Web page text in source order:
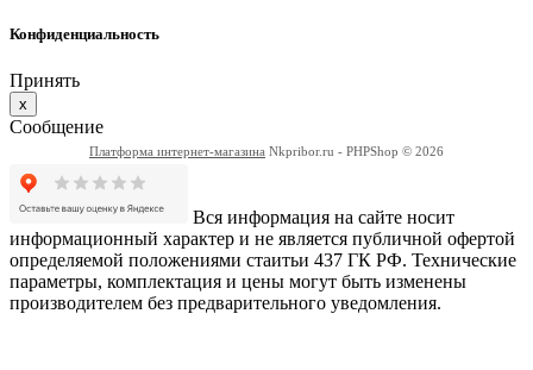
Конфиденциальность
Принять
x
Сообщение
Платформа интернет-магазина Nkpribor.ru - PHPShop © 2026
Вся информация на сайте носит
информационный характер и не является публичной офертой
определяемой положениями стаитьи 437 ГК РФ. Технические
параметры, комплектация и цены могут быть изменены
производителем без предварительного уведомления.